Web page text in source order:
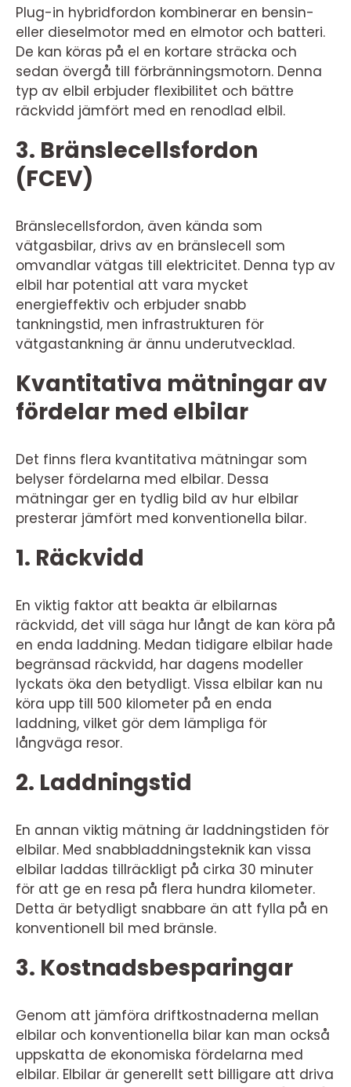
Plug-in hybridfordon kombinerar en bensin-
eller dieselmotor med en elmotor och batteri.
De kan köras på el en kortare sträcka och
sedan övergå till förbränningsmotorn. Denna
typ av elbil erbjuder flexibilitet och bättre
räckvidd jämfört med en renodlad elbil.
3. Bränslecellsfordon
(FCEV)
Bränslecellsfordon, även kända som
vätgasbilar, drivs av en bränslecell som
omvandlar vätgas till elektricitet. Denna typ av
elbil har potential att vara mycket
energieffektiv och erbjuder snabb
tankningstid, men infrastrukturen för
vätgastankning är ännu underutvecklad.
Kvantitativa mätningar av
fördelar med elbilar
Det finns flera kvantitativa mätningar som
belyser fördelarna med elbilar. Dessa
mätningar ger en tydlig bild av hur elbilar
presterar jämfört med konventionella bilar.
1. Räckvidd
En viktig faktor att beakta är elbilarnas
räckvidd, det vill säga hur långt de kan köra på
en enda laddning. Medan tidigare elbilar hade
begränsad räckvidd, har dagens modeller
lyckats öka den betydligt. Vissa elbilar kan nu
köra upp till 500 kilometer på en enda
laddning, vilket gör dem lämpliga för
långväga resor.
2. Laddningstid
En annan viktig mätning är laddningstiden för
elbilar. Med snabbladdningsteknik kan vissa
elbilar laddas tillräckligt på cirka 30 minuter
för att ge en resa på flera hundra kilometer.
Detta är betydligt snabbare än att fylla på en
konventionell bil med bränsle.
3. Kostnadsbesparingar
Genom att jämföra driftkostnaderna mellan
elbilar och konventionella bilar kan man också
uppskatta de ekonomiska fördelarna med
elbilar. Elbilar är generellt sett billigare att driva